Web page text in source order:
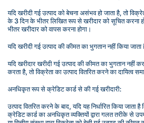
यदि खरीदी गई उत्पाद को बेचना असंभव हो जाता है, तो
के 3 दिन के भीतर लिखित रूप से खरीदार को सूचित करना
भीतर खरीदार को वापस करना होगा।
यदि खरीदी गई उत्पाद की कीमत का भुगतान नहीं किया जाता
यदि खरीदार खरीदी गई उत्पाद की कीमत का भुगतान नहीं
करता है, तो विक्रेता का उत्पाद वितरित करने का दायित्व
अनधिकृत रूप से क्रेडिट कार्ड से की गई खरीदारी:
उत्पाद वितरित करने के बाद, यदि यह निर्धारित किया जाता है
क्रेडिट कार्ड का अनधिकृत व्यक्तियों द्वारा गलत तरीके से